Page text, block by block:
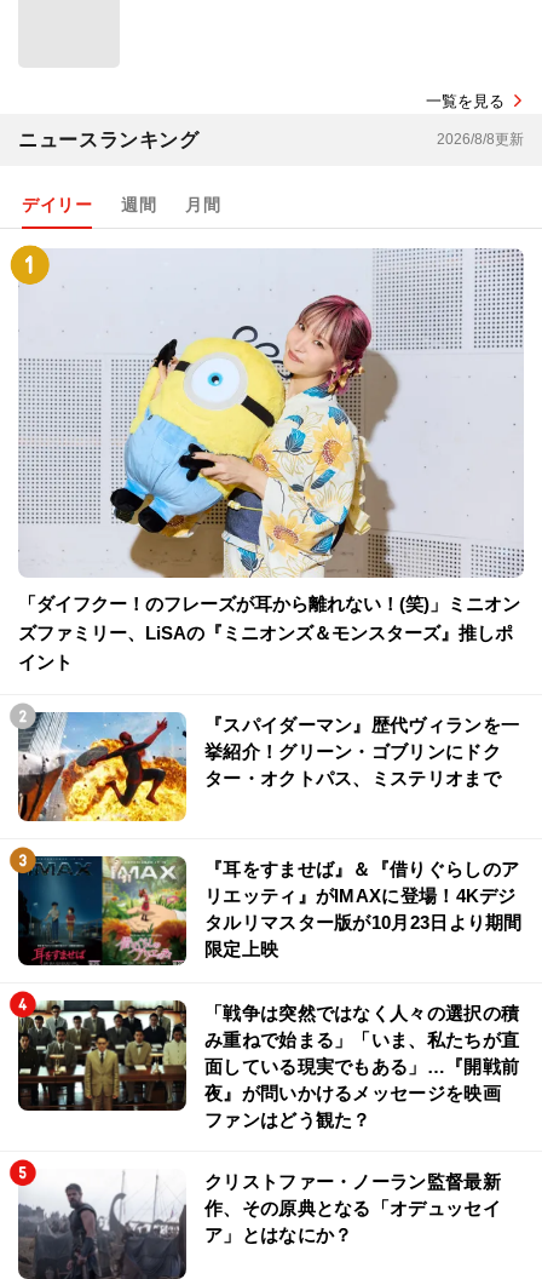
一覧を見る
ニュースランキング 2026/8/8更新
デイリー 週間 月間
「ダイフクー！のフレーズが耳から離れない！(笑)」ミニオン
ズファミリー、LiSAの『ミニオンズ＆モンスターズ』推しポ
イント
『スパイダーマン』歴代ヴィランを一
挙紹介！グリーン・ゴブリンにドク
ター・オクトパス、ミステリオまで
『耳をすませば』＆『借りぐらしのア
リエッティ』がIMAXに登場！4Kデジ
タルリマスター版が10月23日より期間
限定上映
「戦争は突然ではなく人々の選択の積
み重ねで始まる」「いま、私たちが直
面している現実でもある」…『開戦前
夜』が問いかけるメッセージを映画
ファンはどう観た？
クリストファー・ノーラン監督最新
作、その原典となる「オデュッセイ
ア」とはなにか？